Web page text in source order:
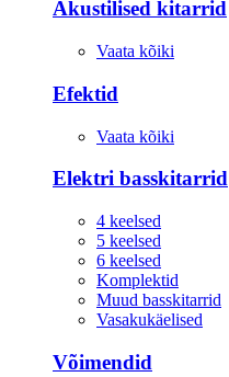
Akustilised kitarrid
Vaata kõiki
Efektid
Vaata kõiki
Elektri basskitarrid
4 keelsed
5 keelsed
6 keelsed
Komplektid
Muud basskitarrid
Vasakukäelised
Võimendid